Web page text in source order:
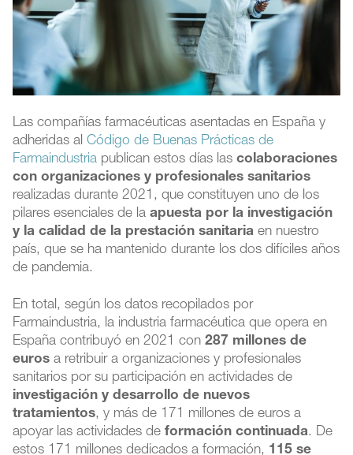
Las compañías farmacéuticas asentadas en España y
adheridas alCódigo de Buenas Prácticas de
Farmaindustria publican estos días lascolaboraciones
con organizaciones y profesionales sanitarios
realizadas durante 2021, que constituyen uno de los
pilares esenciales de laapuesta por la investigación
y la calidad de la prestación sanitaria en nuestro
país, que se ha mantenido durante los dos difíciles años
de pandemia.
En total, según los datos recopilados por
Farmaindustria, la industria farmacéutica que opera en
España contribuyó en 2021 con287 millones de
euros a retribuir a organizaciones y profesionales
sanitarios por su participación en actividades de
investigación y desarrollo de nuevos
tratamientos, y más de 171 millones de euros a
apoyar las actividades deformación continuada. De
estos 171 millones dedicados a formación, 115 se